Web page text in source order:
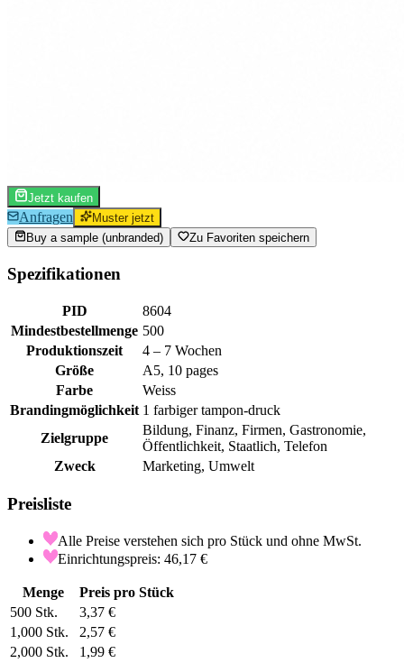
Jetzt kaufen
Anfragen
Muster jetzt
Buy a sample (unbranded)
Zu Favoriten speichern
Spezifikationen
PID
8604
Mindestbestellmenge 500
Produktionszeit
4 – 7 Wochen
Größe
A5, 10 pages
Farbe
Weiss
Brandingmöglichkeit 1 farbiger tampon-druck
Zielgruppe
Bildung, Finanz, Firmen, Gastronomie,
Öffentlichkeit, Staatlich, Telefon
Zweck
Marketing, Umwelt
Preisliste
Alle Preise verstehen sich pro Stück und ohne MwSt.
Einrichtungspreis: 46,17 €
Menge
Preis pro Stück
500 Stk.
3,37 €
1,000 Stk.
2,57 €
2,000 Stk.
1,99 €